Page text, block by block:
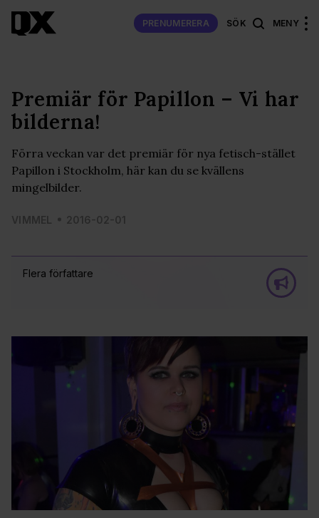
PRENUMERERA SÖK MENY
Flera författare
Premiär för Papillon – Vi har
bilderna!
Förra veckan var det premiär för nya fetisch-stället
Papillon i Stockholm, här kan du se kvällens
mingelbilder.
VIMMEL 2016-02-01